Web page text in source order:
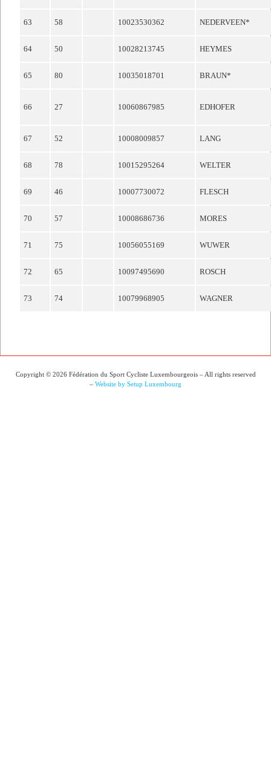
63 58 10023530362 NEDERVEEN*
64 50 10028213745 HEYMES
65 80 10035018701 BRAUN*
66 27 10060867985 EDHOFER
67 52 10008009857 LANG
68 78 10015295264 WELTER
69 46 10007730072 FLESCH
70 57 10008686736 MORES
71 75 10056055169 WUWER
72 65 10097495690 ROSCH
73 74 10079968905 WAGNER
Copyright © 2026 Fédération du Sport Cycliste Luxembourgeois – All rights reserved
– Website by Setup Luxembourg